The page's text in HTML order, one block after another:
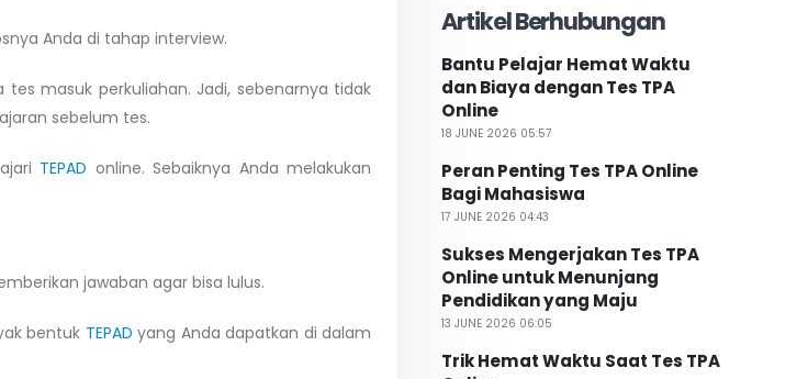
Anda di tahap interview.
masuk perkuliahan. Jadi, sebenarnya tidak
sebelum tes.
TEPAD online. Sebaiknya Anda melakukan
jawaban agar bisa lulus.
bentuk TEPAD yang Anda dapatkan di dalam
Artikel Berhubungan
Bantu Pelajar Hemat Waktu
dan Biaya dengan Tes TPA
Online
18 JUNE 2026 05:57
Peran Penting Tes TPA Online
Bagi Mahasiswa
17 JUNE 2026 04:43
Sukses Mengerjakan Tes TPA
Online untuk Menunjang
Pendidikan yang Maju
13 JUNE 2026 06:05
Trik Hemat Waktu Saat Tes TPA